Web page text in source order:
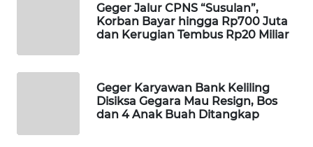
Geger Jalur CPNS “Susulan”,
Korban Bayar hingga Rp700 Juta
dan Kerugian Tembus Rp20 Miliar
Geger Karyawan Bank Keliling
Disiksa Gegara Mau Resign, Bos
dan 4 Anak Buah Ditangkap
LAPAK
Network